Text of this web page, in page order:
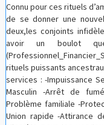
Connu pour ces rituels
de se donner une
deux,les conjoints
avoir un boulot
rituels puissants
services : -Impuissance
Masculin -Arrêt de
Problème familiale -
Union rapide -Attirance